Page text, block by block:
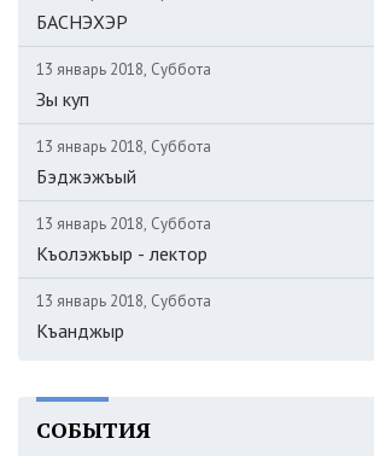
БАСНЭХЭР
13 январь 2018, Суббота
Зы куп
13 январь 2018, Суббота
Бэджэжъый
13 январь 2018, Суббота
Къолэжъыр - лектор
13 январь 2018, Суббота
Къанджыр
СОБЫТИЯ